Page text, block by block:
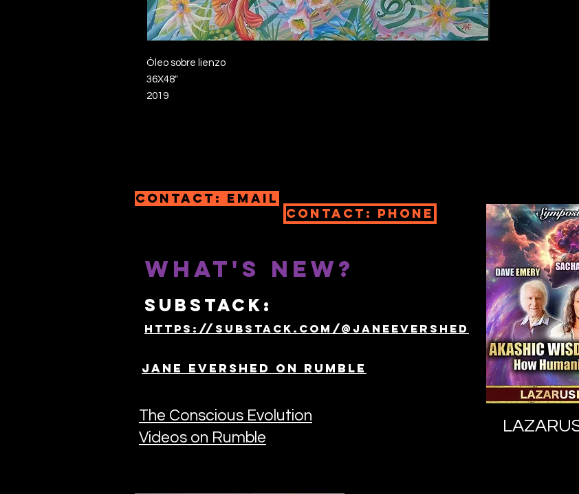
Óleo sobre lienzo
36X48"
2019
What's New?
SUBSTACK:
https://substack.com/@janeevershed
Jane Evershed on Rumble
Contact: Phone
Contact: email
The Conscious Evolution
Videos on Rumble